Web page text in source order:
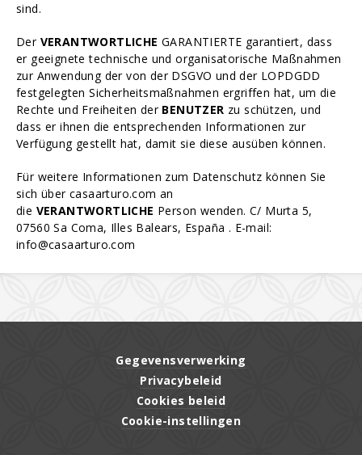
sind.
Der VERANTWORTLICHEGARANTIERTE garantiert, dass
er geeignete technische und organisatorische Maßnahmen
zur Anwendung der von der DSGVO und der LOPDGDD
festgelegten Sicherheitsmaßnahmen ergriffen hat, um die
Rechte und Freiheiten der BENUTZER zu schützen, und
dass er ihnen die entsprechenden Informationen zur
Verfügung gestellt hat, damit sie diese ausüben können.
Für weitere Informationen zum Datenschutz können Sie
sich über casaarturo.com an
die VERANTWORTLICHE Person wenden.C/ Murta 5,
07560 Sa Coma, Illes Balears, España . E-mail:
info@casaarturo.com
Gegevensverwerking
Privacybeleid
Cookies beleid
Cookie-instellingen